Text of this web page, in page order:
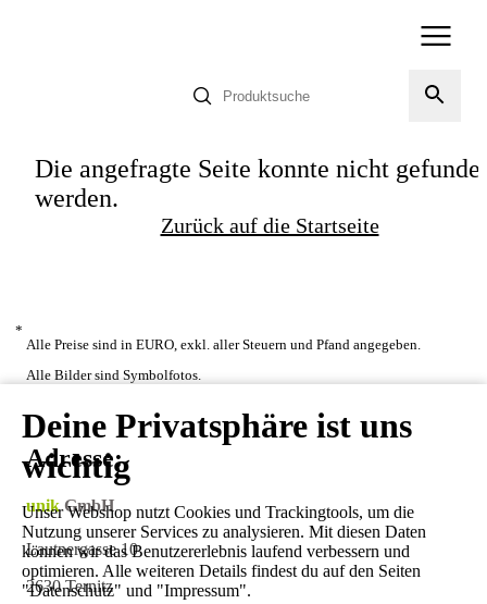
Deine Privatsphäre ist uns
wichtig
Unser Webshop nutzt Cookies und Trackingtools, um die
Nutzung unserer Services zu analysieren. Mit diesen Daten
können wir das Benutzererlebnis laufend verbessern und
optimieren. Alle weiteren Details findest du auf den Seiten
"Datenschutz" und "Impressum".
Die angefragte Seite konnte nicht
werden.
Zurück auf die Startseite
*
Alle Preise sind in EURO, exkl. aller Steuern und Pfand angegeben.
Alle Bilder sind Symbolfotos.
Adresse:
unikGmbH
Lautnergasse 10
2630 Ternitz